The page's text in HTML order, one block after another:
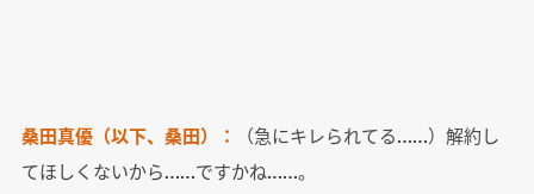
桑田真優（以下、桑田）：
（急にキレられてる……）解約し
てほしくないから……ですかね……。